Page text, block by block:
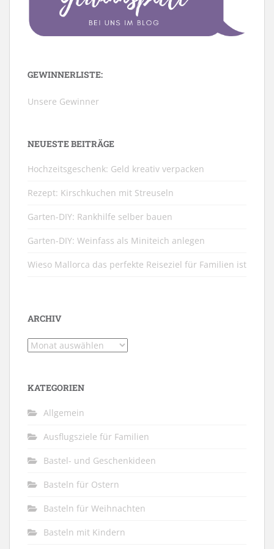
GEWINNERLISTE:
Unsere Gewinner
NEUESTE BEITRÄGE
Hochzeitsgeschenk: Geld kreativ verpacken
Rezept: Kirschkuchen mit Streuseln
Garten-DIY: Rankhilfe selber bauen
Garten-DIY: Weinfass als Miniteich anlegen
Wieso Mallorca das perfekte Reiseziel für Familien ist
ARCHIV
Archiv
KATEGORIEN
Allgemein
Ausflugsziele für Familien
Bastel- und Geschenkideen
Basteln für Ostern
Basteln für Weihnachten
Basteln mit Kindern